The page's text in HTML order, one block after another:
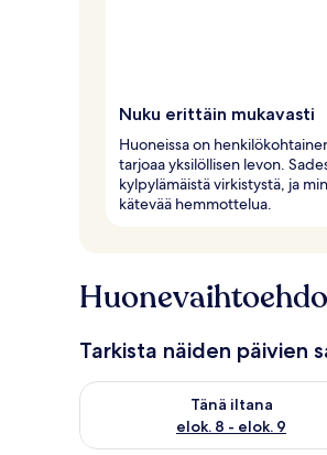
Nuku erittäin mukavasti
Huoneissa on
tarjoaa yksilöllisen levon.
kylpylämäistä virkistystä, ja
kätevää hemmottelua.
Tarkista näiden päivien
Tänä iltana
elok. 8 - elok. 9
Tarkista tämän illan saatavuus